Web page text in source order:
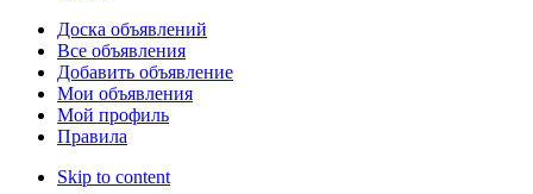
Доска объявлений
Все объявления
Добавить объявление
Мои объявления
Мой профиль
Правила
Skip to content